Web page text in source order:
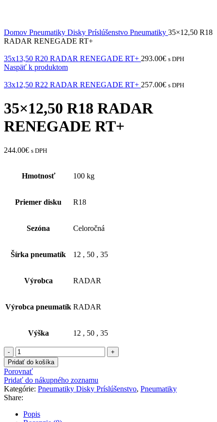
Domov Pneumatiky Disky Príslúšenstvo Pneumatiky 35×12,50 R18
RADAR RENEGADE RT+
35x13,50 R20 RADAR RENEGADE RT+ 293.00€ s DPH
Naspäť k produktom
33x12,50 R22 RADAR RENEGADE RT+ 257.00€ s DPH
35×12,50 R18 RADAR
RENEGADE RT+
244.00€ s DPH
Hmotnosť 100 kg
Priemer disku R18
Sezóna Celoročná
Šírka pneumatík 12 , 50 , 35
Výrobca RADAR
Výrobca pneumatík RADAR
Výška 12 , 50 , 35
množstvo
35x12,50
R18
RADAR
RENEGADE
RT+
Pridať do košíka
Porovnať
Pridať do nákupného zoznamu
Kategórie: Pneumatiky Disky Príslúšenstvo, Pneumatiky
Share:
Popis